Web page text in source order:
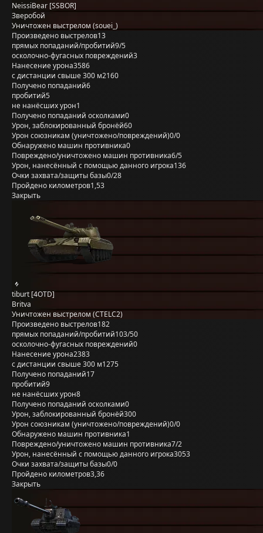
NeissiBear [SSBOR]
Зверобой
Уничтожен выстрелом (souei_)
Произведено выстрелов13
прямых попаданий/пробитий9/5
осколочно-фугасных повреждений3
Нанесение урона3586
с дистанции свыше 300 м2160
Получено попаданий6
пробитий5
не нанёсших урон1
Получено попаданий осколками0
Урон, заблокированный бронёй60
Урон союзникам (уничтожено/повреждений)0/0
Обнаружено машин противника0
Повреждено/уничтожено машин противника6/5
Урон, нанесённый с помощью данного игрока136
Очки захвата/защиты базы0/28
Пройдено километров1,53
Закрыть
tiburt [4OTD]
Britva
Уничтожен выстрелом (CTELC2)
Произведено выстрелов182
прямых попаданий/пробитий103/50
осколочно-фугасных повреждений0
Нанесение урона2383
с дистанции свыше 300 м1275
Получено попаданий17
пробитий9
не нанёсших урон8
Получено попаданий осколками0
Урон, заблокированный бронёй300
Урон союзникам (уничтожено/повреждений)0/0
Обнаружено машин противника1
Повреждено/уничтожено машин противника7/2
Урон, нанесённый с помощью данного игрока3053
Очки захвата/защиты базы0/0
Пройдено километров3,36
Закрыть